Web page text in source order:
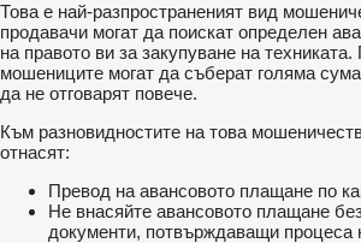
Това е най-разпространеният вид
продавачи могат да поискат определен
на правото ви за закупуване на
мошениците могат да съберат голяма
да не отговарят повече.
Към разновидностите на това
отнасят:
Превод на авансовото плащане по
Не внасяйте авансовото плащане
документи, потвърждаващи процеса